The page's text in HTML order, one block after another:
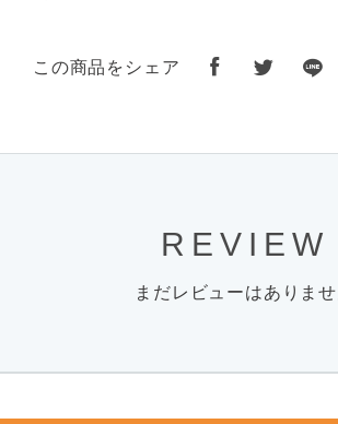
この商品をシェア
REVIEW
まだレビューはありま